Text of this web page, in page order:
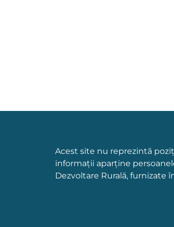
Acest site nu reprezintă
informații aparține
Dezvoltare Rurală, furnizate